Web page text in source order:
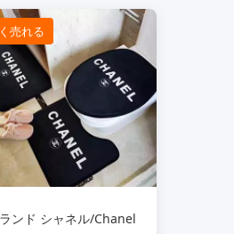
売れる
ンド シャネル/Chanel